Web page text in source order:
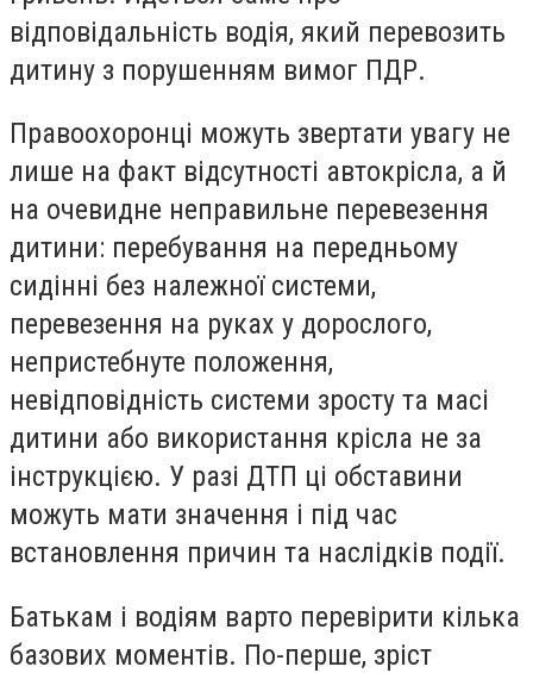
відповідальність водія, який перевозить
дитину з порушенням вимог ПДР.
Правоохоронці можуть звертати увагу не
лише на факт відсутності автокрісла, а й
на очевидне неправильне перевезення
дитини: перебування на передньому
сидінні без належної системи,
перевезення на руках у дорослого,
непристебнуте положення,
невідповідність системи зросту та масі
дитини або використання крісла не за
інструкцією. У разі ДТП ці обставини
можуть мати значення і під час
встановлення причин та наслідків події.
Батькам і водіям варто перевірити кілька
базових моментів. По-перше, зріст